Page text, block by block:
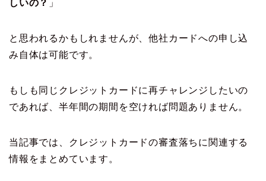
しいの？ 」
と思われるかもしれませんが、他社カードへの申し込
み自体は可能です。
もしも同じクレジットカードに再チャレンジしたいの
であれば、半年間の期間を空ければ問題ありません。
当記事では、クレジットカードの審査落ちに関連する
情報をまとめています。